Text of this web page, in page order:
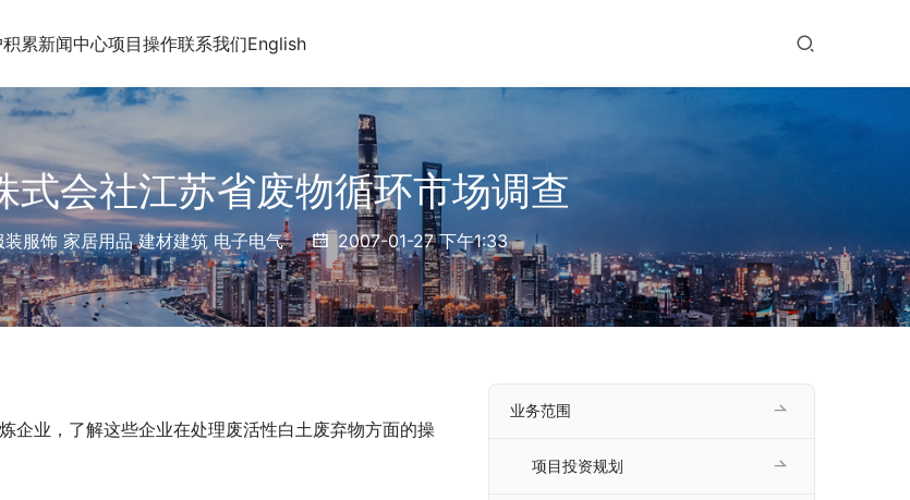
累新闻中心项目操作联系我们English
式会社江苏省废物循环市场调查
装服饰 家居用品 建材建筑 电子电气 2007-01-27 下午1:33
企业，了解这些企业在处理废活性白土废弃物方面的操
业务范围
项目投资规划